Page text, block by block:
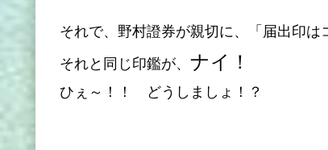
それで、野村證券が親切に、「届出印は
それと同じ印鑑が、 ナイ！
ひぇ～！！ どうしましょ！？